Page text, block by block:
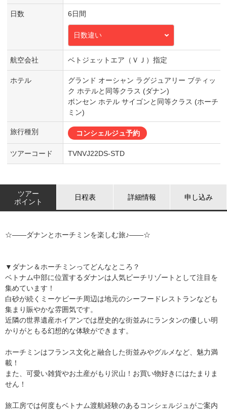
日数 6日間
日数違い
航空会社 ベトジェットエア（ＶＪ）指定
ホテル
グランド オーシャン ラグジュアリー ブティッ
ク ホテルと同等クラス (ダナン)
ボンセン ホテル サイゴンと同等クラス (ホーチ
ミン)
旅行種別 コンシェルジュ予約
ツアーコード TVNVJ22DS-STD
ツアー
ポイント
日程表 詳細情報 申し込み
☆――ダナンとホーチミンを楽しむ旅♪――☆
▼ダナン＆ホーチミンってどんなところ？
ベトナム中部に位置するダナンは人気ビーチリゾートとして注目を
集めています！
白砂が続くミーケビーチ周辺は地元のシーフードレストランなども
集まり賑やかな雰囲気です。
近隣の世界遺産ホイアンでは歴史的な街並みにランタンの優しい明
かりがともる幻想的な体験ができます。
ホーチミンはフランス文化と融合した街並みやグルメなど、魅力満
載！
また、可愛い雑貨やお土産がもり沢山！お買い物好きにはたまりま
せん！
旅工房では何度もベトナム渡航経験のあるコンシェルジュがご案内